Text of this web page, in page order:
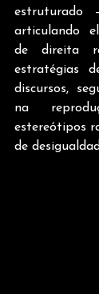
articulando
de direita
estratégias
discursos,
na
estereótipos
de